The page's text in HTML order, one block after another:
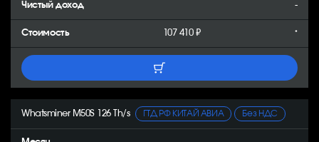
-
107 410 ₽ *
Whatsminer M50S 126 Th/s ГТД РФ КИТАЙ АВИА Без НДС